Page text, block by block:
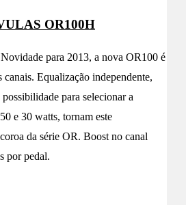
OR100H
para 2013, a nova OR100 é
Equalização independente,
para selecionar a
e 30 watts, tornam este
da série OR. Boost no canal
por pedal.